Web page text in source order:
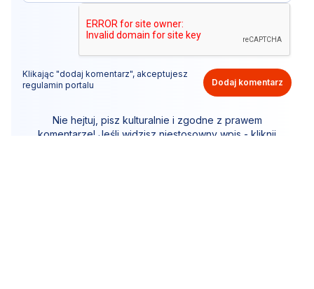
Klikając "dodaj komentarz", akceptujesz
regulamin portalu
Dodaj komentarz
Nie hejtuj, pisz kulturalnie i zgodne z prawem
komentarze! Jeśli widzisz niestosowny wpis - kliknij